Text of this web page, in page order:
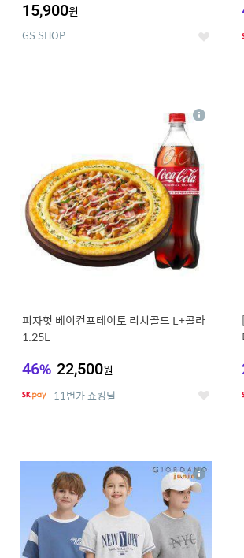
15,900원
GS SHOP 좋
피자헛 베이컨포테이토 리치골드 L+콜라
1.25L
46% 22,500원
11번가 쇼킹딜 좋
상
19
상
세